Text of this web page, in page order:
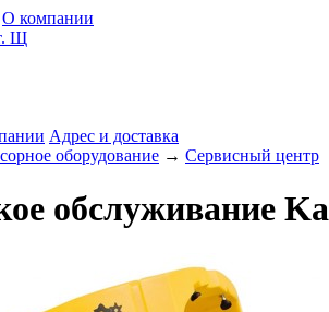
О компании
Щ
Адрес и доставка
оборудование → Сервисный центр
обслуживание